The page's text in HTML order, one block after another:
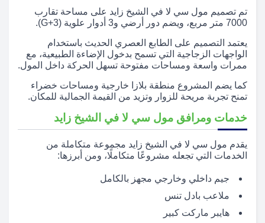
تم تصميم مول سي لا في الشيخ زايد على مساحة تقارب
7000 متر مربع، ويضم دور أرضي و3 أدوار علوية (G+3).
يعتمد التصميم على الطابع العصري الحديث باستخدام
الواجهات الزجاجية التي تسمح بدخول الإضاءة الطبيعية، مع
ممرات واسعة ومساحات مفتوحة تسهل الحركة داخل المول.
كما يضم المشروع منطقة بلازا خارجية ومساحات خضراء
تمنح تجربة مريحة للزوار وتزيد من القيمة الجمالية للمكان.
خدمات ومرافق مول سي لا في الشيخ زايد
يقدم مول سي لا في الشيخ زايد مجموعة متكاملة من
الخدمات التي تجعله مشروعًا متكاملًا، ومن أبرزها:
جيم داخلي وخارجي مجهز بالكامل
ملاعب بادل تنس
هايبر ماركت كبير